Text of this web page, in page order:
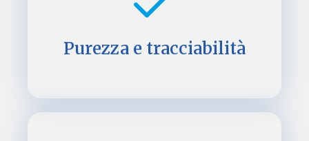
Purezza e tracciabilità